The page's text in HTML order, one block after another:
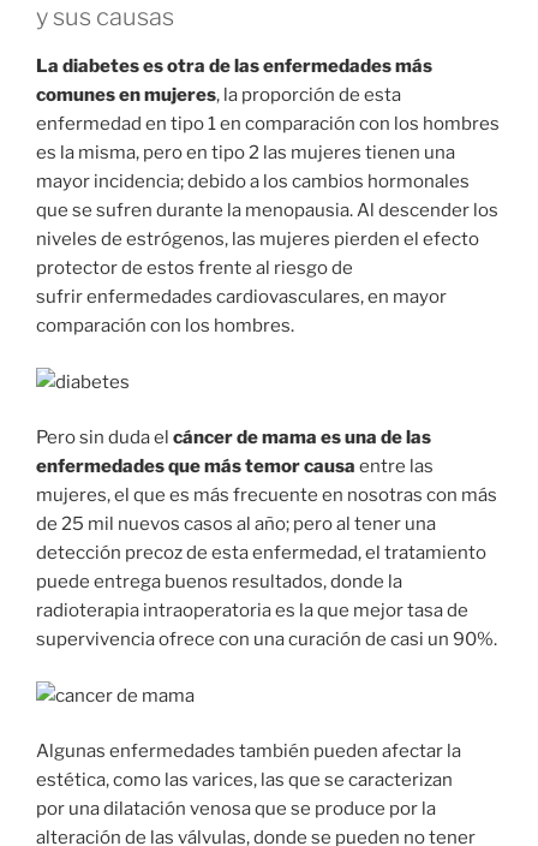
y sus causas
La diabetes es otra de las enfermedades más
comunes en mujeres, la proporción de esta
enfermedad en tipo 1 en comparación con los hombres
es la misma, pero en tipo 2 las mujeres tienen una
mayor incidencia; debido a los cambios hormonales
que se sufren durante la menopausia. Al descender los
niveles de estrógenos, las mujeres pierden el efecto
protector de estos frente al riesgo de
sufrir enfermedades cardiovasculares, en mayor
comparación con los hombres.
Pero sin duda el cáncer de mama es una de las
enfermedades que más temor causa entre las
mujeres, el que es más frecuente en nosotras con más
de 25 mil nuevos casos al año; pero al tener una
detección precoz de esta enfermedad, el tratamiento
puede entrega buenos resultados, donde la
radioterapia intraoperatoria es la que mejor tasa de
supervivencia ofrece con una curación de casi un 90%.
Algunas enfermedades también pueden afectar la
estética, como las varices, las que se caracterizan
por una dilatación venosa que se produce por la
alteración de las válvulas, donde se pueden no tener